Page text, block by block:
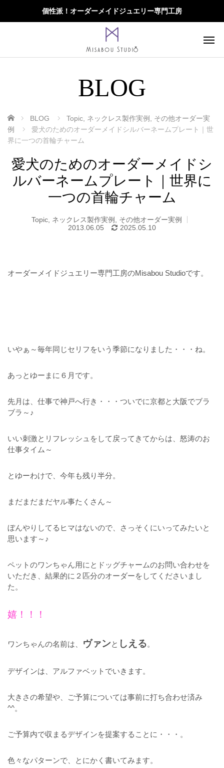
個性派！オーダーメイドジュエリー専門工房
BLOG
ホーム BLOG Topic, ネックレス製作実例 , その他オーダー実
例
愛犬のためのオーダーメイドシルバーネームプレート｜世
界に一つの首輪チャーム
愛犬のためのオーダーメイドシ
ルバーネームプレート｜世界に
一つの首輪チャーム
Topic, ネックレス製作実例 , その他オーダー実例
2013.06.05
2025.05.10
オーダーメイドジュエリー専門工房のMisabou Studioです。
いやぁ～毎年同じセリフをいう季節になりました・・・ね。
あっとゆーまに６月です。
先月は、仕事で神戸へ行き・・・ついでに京都と大阪でブラ
ブラ～♪
いい刺激とリフレッシュをして戻ってきてからは、怒涛のお
仕事タイム～
とゆーわけで、今年も残り半分。
まだまだまだヤル事たくさん～
ぼんやりしてるヒマはないので、さっそくにいってみたいと
思います～♪
ペットのワンちゃん用にとドッグチャームのお問い合わせを
いただき、結果的に２匹分のオーダーをしてくださいまし
た。
嬉！！！
ワンちゃんの名前は、 ヴァンと しえる。
デザインは、アルファベットでいきます。
大きさの希望や、ご予算については事前に打ち合わせ済み
^^。
ご予算内で収まるデザインを提案することに・・・。
色々なパターンで、とにかく書いてみます。